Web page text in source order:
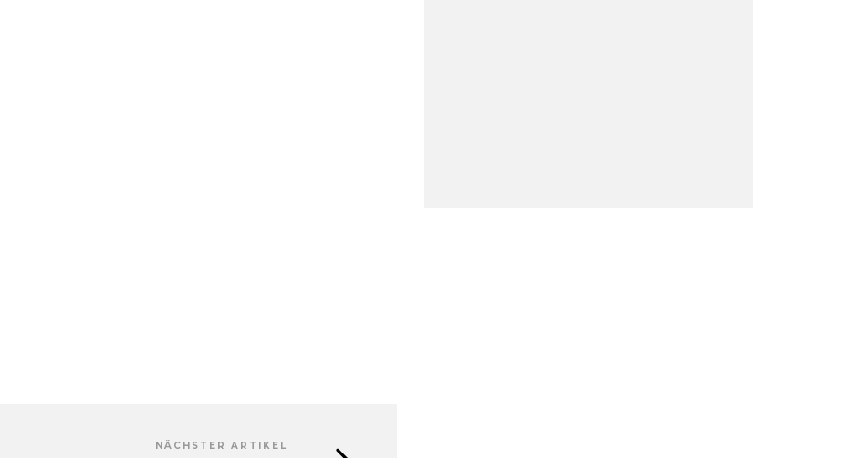
NÄCHSTER ARTIKEL